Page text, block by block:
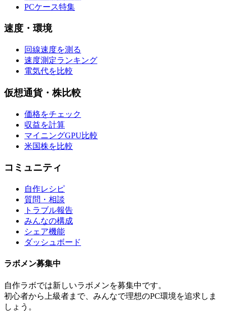
PCケース特集
速度・環境
回線速度を測る
速度測定ランキング
電気代を比較
仮想通貨・株比較
価格をチェック
収益を計算
マイニングGPU比較
米国株を比較
コミュニティ
自作レシピ
質問・相談
トラブル報告
みんなの構成
シェア機能
ダッシュボード
ラボメン募集中
自作ラボでは新しいラボメンを募集中です。
初心者から上級者まで、みんなで理想のPC環境を追求しま
しょう。